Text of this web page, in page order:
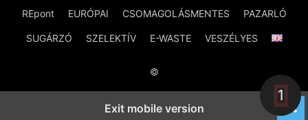
REpont EURÓPAI CSOMAGOLÁSMENTES PAZARLÓ
SUGÁRZÓ SZELEKTÍV E-WASTE VESZÉLYES
©
1
Exit mobile version